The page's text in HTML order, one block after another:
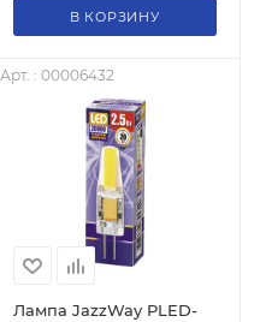
В КОРЗИНУ
Арт. : 00006432
Лампа JazzWay PLED-